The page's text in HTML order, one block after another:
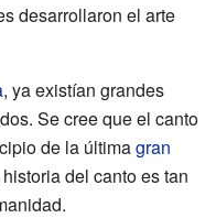
desarrollaron el arte
, ya existían grandes
Se cree que el canto
de la últimagran
del canto es tan